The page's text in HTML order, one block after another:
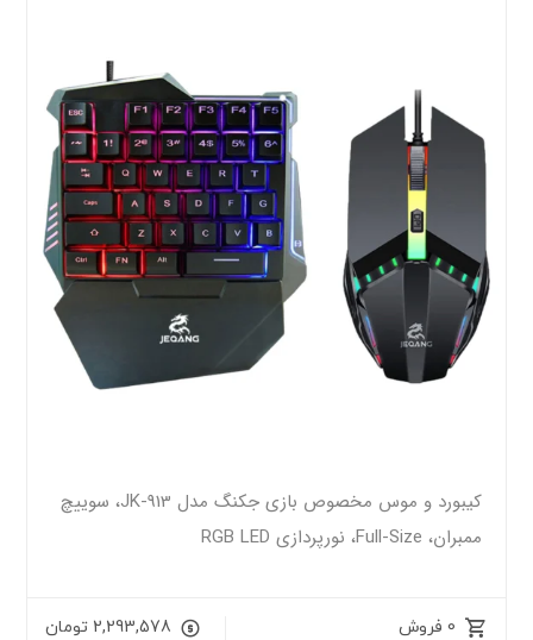
کیبورد و موس مخصوص بازی جکنگ مدل JK-913، سوییچ
ممبران، Full-Size، نورپردازی RGB LED
0 فروش 2,293,578 تومان